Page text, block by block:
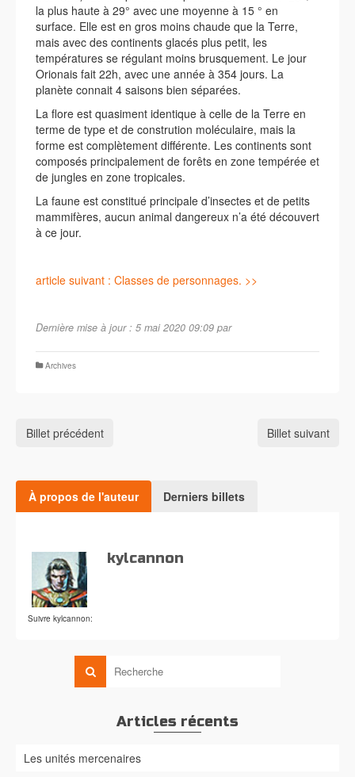
la plus haute à 29° avec une moyenne à 15 ° en
surface. Elle est en gros moins chaude que la Terre,
mais avec des continents glacés plus petit, les
températures se régulant moins brusquement. Le jour
Orionais fait 22h, avec une année à 354 jours. La
planète connait 4 saisons bien séparées.
La flore est quasiment identique à celle de la Terre en
terme de type et de constrution moléculaire, mais la
forme est complètement différente. Les continents sont
composés principalement de forêts en zone tempérée et
de jungles en zone tropicales.
La faune est constitué principale d’insectes et de petits
mammifères, aucun animal dangereux n’a été découvert
à ce jour.
article suivant : Classes de personnages. >>
Dernière mise à jour : 5 mai 2020 09:09 par
Archives
Billet précédent Billet suivant
À propos de l'auteur Derniers billets
Suivre kylcannon:
kylcannon
Articles récents
Les unités mercenaires